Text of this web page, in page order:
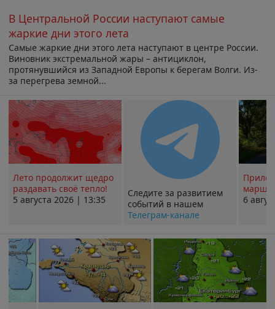
В Центральной России наступают самые
жаркие дни этого лета
Самые жаркие дни этого лета наступают в центре России.
Виновник экстремальной жары – антициклон,
протянувшийся из Западной Европы к берегам Волги. Из-
за перегрева земной...
Лето продолжит щедро
раздавать своё тепло!
5 августа 2026 | 13:35
Следите за развитием
событий в нашем
Телеграм-канале
6